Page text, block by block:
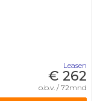
Leasen
€ 262
o.b.v. / 72mnd